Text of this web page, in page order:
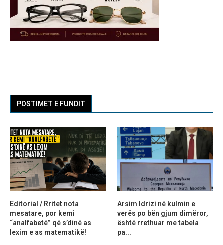
POSTIMET E FUNDIT
Editorial / Rritet nota
mesatare, por kemi
“analfabetë” që s’dinë as
lexim e as matematikë!
Arsim Idrizi në kulmin e
verës po bën gjum dimëror,
është rrethuar me tabela
pa...